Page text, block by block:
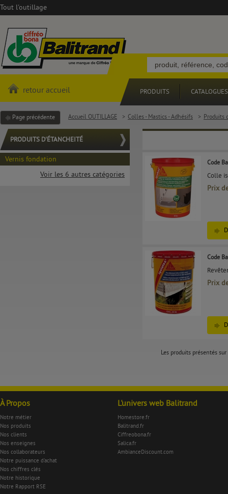
Tout l'outillage
retour accueil PRODUITS CATALOGUES
Page précédente Accueil OUTILLAGE > Colles - Mastics - Adhésifs > Produits
PRODUITS D'ÉTANCHEITÉ
Vernis fondation
Voir les 6 autres catégories
Code
Colle
Prix
Code
Prix
Les produits présentés
À Propos
Notre métier
Nos produits
Nos clients
Nos enseignes
Nos collaborateurs
Notre puissance d'achat
Nos chiffres clés
Notre historique
Notre Rapport RSE
L'univers web Balitrand
Homestore.fr
Balitrand.fr
Ciffreobona.fr
Salica.fr
AmbianceDiscount.com